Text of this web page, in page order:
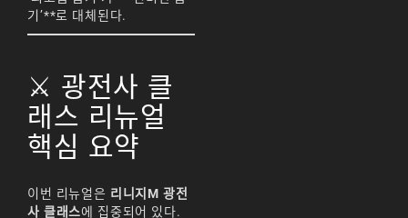
기’**로 대체된다.
⚔️ 광전사 클
래스 리뉴얼
핵심 요약
이번 리뉴얼은 리니지M 광전
사 클래스에 집중되어 있다.